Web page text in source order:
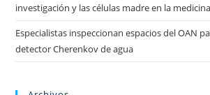
investigación y las células madre en la
Especialistas inspeccionan espacios del OAN
detector Cherenkov de agua